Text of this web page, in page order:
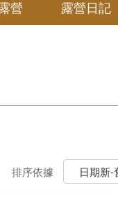
營 露營日記
日期新-
排序依據